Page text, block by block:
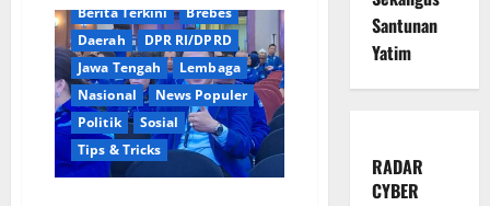
Kehangatan,
PT
Samudra
Ina
Pertiwi
Adakan
Tasyakuran
Renovasi
Kantor
Sekaligus
Santunan
Berita Terkini
Brebes
Daerah
DPR RI/DPRD
Jawa Tengah
Lembaga
Nasional
News Populer
Politik
Sosial
Tips & Tricks
Santunan
Yatim
RADAR
CYBER